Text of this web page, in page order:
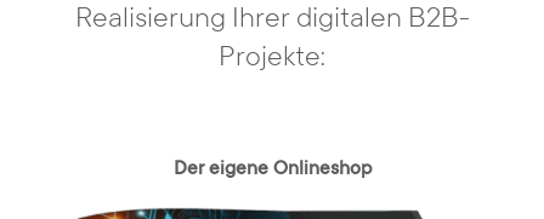
Realisierung Ihrer digitalen B2B-
Projekte:
Der eigene Onlineshop